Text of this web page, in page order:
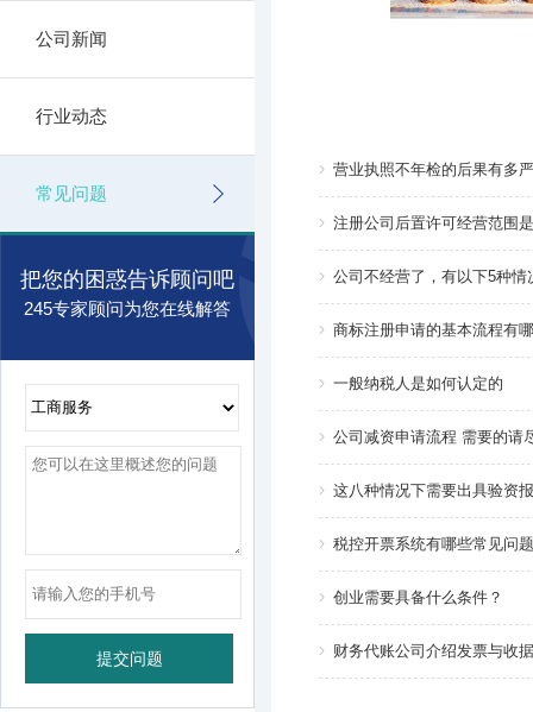
公司新闻
行业动态
常见问题
把您的困惑告诉顾问吧
245专家顾问为您在线解答
营业执照不年检的后果有多
注册公司后置许可经营范围
公司不经营了，有以下5种
商标注册申请的基本流程有
一般纳税人是如何认定的
公司减资申请流程 需要的请
这八种情况下需要出具验资
税控开票系统有哪些常见问
创业需要具备什么条件？
财务代账公司介绍发票与收